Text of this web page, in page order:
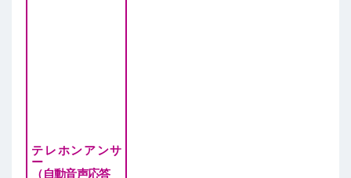
テレホンアンサ
ー
（自動音声応答